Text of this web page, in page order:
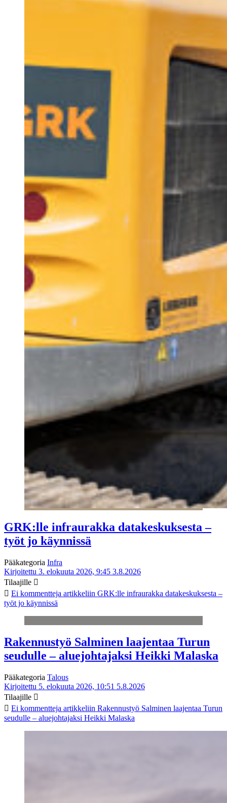
GRK:lle infraurakka datakeskuksesta –
työt jo käynnissä
Pääkategoria Infra
Kirjoitettu 3. elokuuta 2026, 9:45 3.8.2026
Tilaajille
Ei kommentteja artikkeliin GRK:lle infraurakka datakeskuksesta –
työt jo käynnissä
Rakennustyö Salminen laajentaa Turun
seudulle – aluejohtajaksi Heikki Malaska
Pääkategoria Talous
Kirjoitettu 5. elokuuta 2026, 10:51 5.8.2026
Tilaajille
Ei kommentteja artikkeliin Rakennustyö Salminen laajentaa Turun
seudulle – aluejohtajaksi Heikki Malaska